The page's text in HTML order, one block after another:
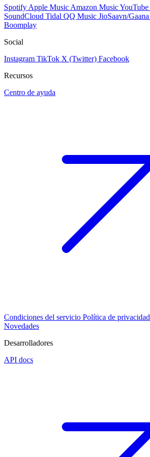
Spotify Apple Music Amazon MusicYouTube
SoundCloud Tidal QQ Music JioSaavn/Gaana
Boomplay
Social
Instagram TikTok X (Twitter) Facebook
Recursos
Centro de ayuda
Condiciones del servicio Política de privacidad
Novedades
Desarrolladores
API docs